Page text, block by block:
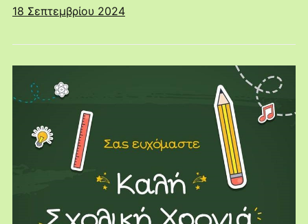
18 Σεπτεμβρίου 2024